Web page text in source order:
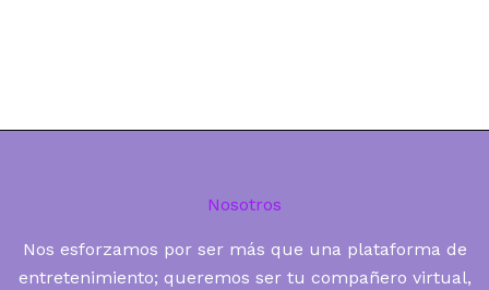
Nosotros
Nos esforzamos por ser más que una plataforma de
entretenimiento; queremos ser tu compañero virtual,